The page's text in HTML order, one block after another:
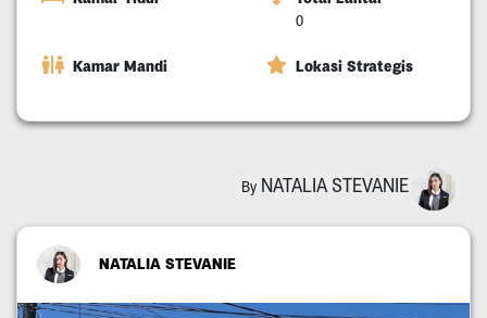
0
Kamar Mandi Lokasi Strategis
By NATALIA STEVANIE
NATALIA STEVANIE